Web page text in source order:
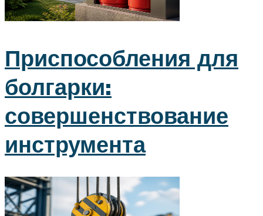
Приспособления для
болгарки:
совершенствование
инструмента